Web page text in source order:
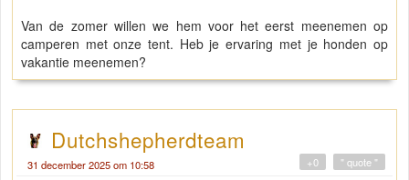
Van de zomer willen we hem voor het eerst meenemen op
camperen met onze tent. Heb je ervaring met je honden op
vakantie meenemen?
Dutchshepherdteam
31 december 2025 om 10:58 " quote "
+0